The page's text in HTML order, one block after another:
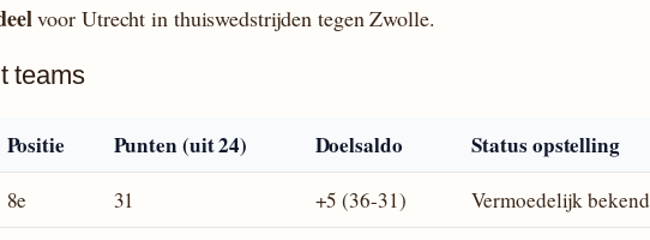
voor Utrecht in thuiswedstrijden tegen Zwolle.
teams
Positie Punten (uit 24) Doelsaldo Status opstelling
8e 31 +5 (36-31)
Vermoedelijk bekend